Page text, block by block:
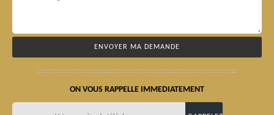
ON VOUS RAPPELLE IMMEDIATEMENT